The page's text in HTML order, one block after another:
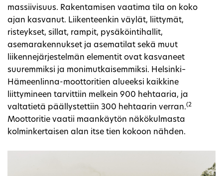
massiivisuus. Rakentamisen vaatima tila on koko
ajan kasvanut. Liikenteenkin väylät, liittymät,
risteykset, sillat, rampit, pysäköintihallit,
asemarakennukset ja asematilat sekä muut
liikennejärjestelmän elementit ovat kasvaneet
suuremmiksi ja monimutkaisemmiksi. Helsinki–
Hämeenlinna-moottoritien alueeksi kaikkine
liittymineen tarvittiin melkein 900 hehtaaria, ja
valtatietä päällystettiin 300 hehtaarin verran.(2
Moottoritie vaatii maankäytön näkökulmasta
kolminkertaisen alan itse tien kokoon nähden.